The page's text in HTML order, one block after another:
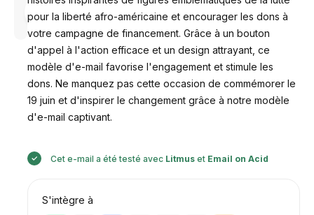
Conçu par
Anastasiia
pour la liberté afro-américaine et encourager les dons à
votre campagne de financement. Grâce à un bouton
d'appel à l'action efficace et un design attrayant, ce
modèle d'e-mail favorise l'engagement et stimule les
dons. Ne manquez pas cette occasion de commémorer le
19 juin et d'inspirer le changement grâce à notre modèle
d'e-mail captivant.
Cet e-mail a été testé avec Litmus et Email on Acid
S'intègre à